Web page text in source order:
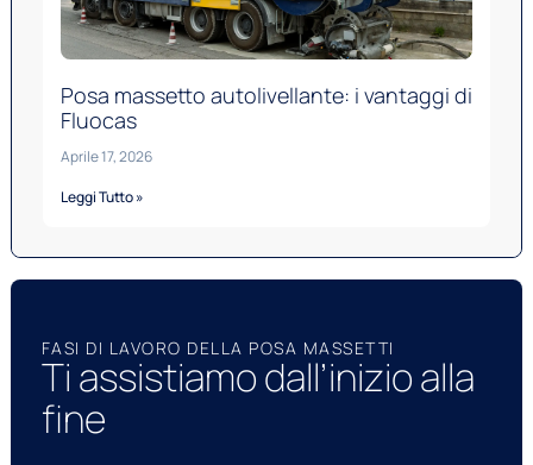
Posa massetto autolivellante: i vantaggi di
Fluocas
Aprile 17, 2026
Leggi Tutto »
FASI DI LAVORO DELLA POSA MASSETTI
Ti assistiamo dall’inizio alla
fine